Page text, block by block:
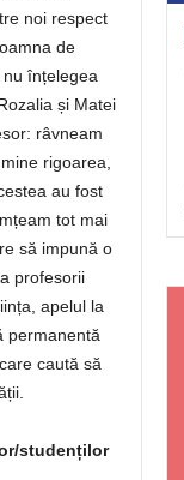
noi respect
de
înțelegea
și Matei
râvneam
rigoarea,
au fost
tot mai
să impună o
profesorii
apelul la
permanentă
caută să
studenților